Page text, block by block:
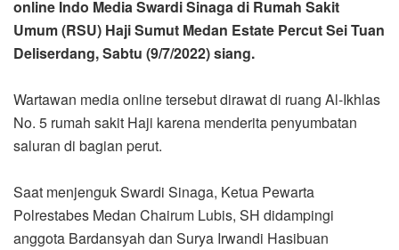
online Indo Media Swardi Sinaga di Rumah Sakit
Umum (RSU) Haji Sumut Medan Estate Percut Sei Tuan
Deliserdang, Sabtu (9/7/2022) siang.
Wartawan media online tersebut dirawat di ruang Al-Ikhlas
No. 5 rumah sakit Haji karena menderita penyumbatan
saluran di bagian perut.
Saat menjenguk Swardi Sinaga, Ketua Pewarta
Polrestabes Medan Chairum Lubis, SH didampingi
anggota Bardansyah dan Surya Irwandi Hasibuan